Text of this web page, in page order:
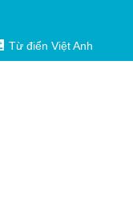
Từ điển Việt Anh